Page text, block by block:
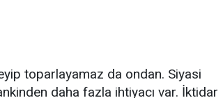
toparlayamaz da ondan. Siyasi
daha fazla ihtiyacı var. İktidar